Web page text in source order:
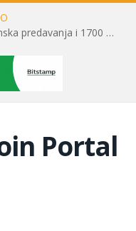
Toni Milun postao “milijarder”! Vrhunska predavanja i 1700 posjetitelja obilježili su mjesec financijske pismenosti
Portal